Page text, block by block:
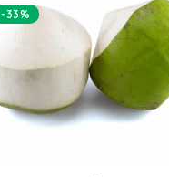
-33%